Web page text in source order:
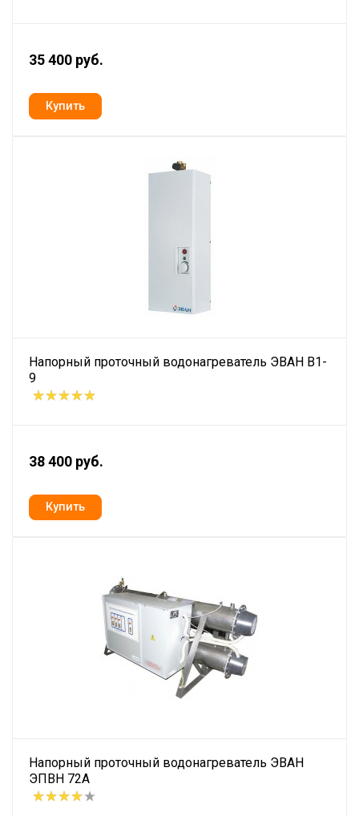
35 400 руб.
Напорный проточный водонагреватель ЭВАН В1-
9
38 400 руб.
Напорный проточный водонагреватель ЭВАН
ЭПВН 72А